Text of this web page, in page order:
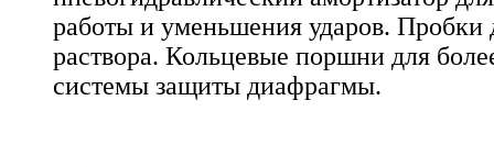
работы и уменьшения ударов. Пробки
раствора. Кольцевые поршни для
системы защиты диафрагмы.